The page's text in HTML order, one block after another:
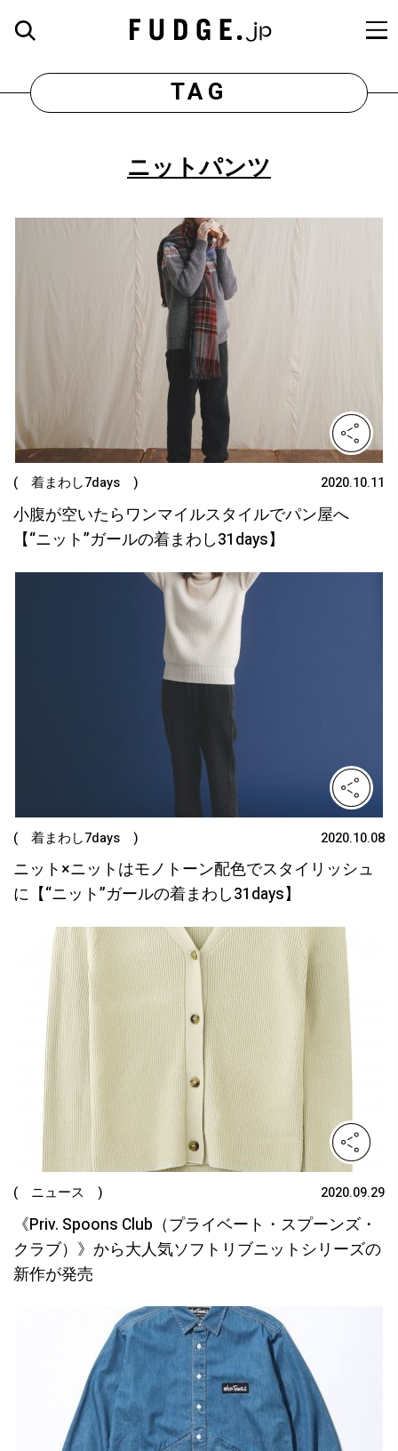
TAG
ニットパンツ
( 着まわし7days ) 2020.10.11
小腹が空いたらワンマイルスタイルでパン屋へ
【“ニット”ガールの着まわし31days】
( 着まわし7days ) 2020.10.08
ニット×ニットはモノトーン配色でスタイリッシュ
に【“ニット”ガールの着まわし31days】
( ニュース ) 2020.09.29
《Priv. Spoons Club（プライベート・スプーンズ・
クラブ）》から大人気ソフトリブニットシリーズの
新作が発売